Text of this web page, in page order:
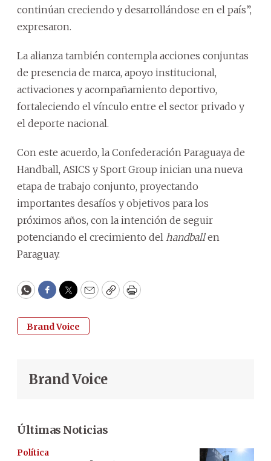
continúan creciendo y desarrollándose en el país”,
expresaron.
La alianza también contempla acciones conjuntas
de presencia de marca, apoyo institucional,
activaciones y acompañamiento deportivo,
fortaleciendo el vínculo entre el sector privado y
el deporte nacional.
Con este acuerdo, la Confederación Paraguaya de
Handball, ASICS y Sport Group inician una nueva
etapa de trabajo conjunto, proyectando
importantes desafíos y objetivos para los
próximos años, con la intención de seguir
potenciando el crecimiento del handballen
Paraguay.
WhatsApp
Facebook
Twitter
EmailCopyPrint
Brand Voice
Brand Voice
Últimas Noticias
Política